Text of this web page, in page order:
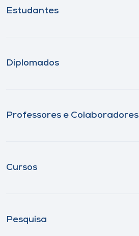
Estudantes
Diplomados
Professores e Colaboradores
Cursos
Pesquisa